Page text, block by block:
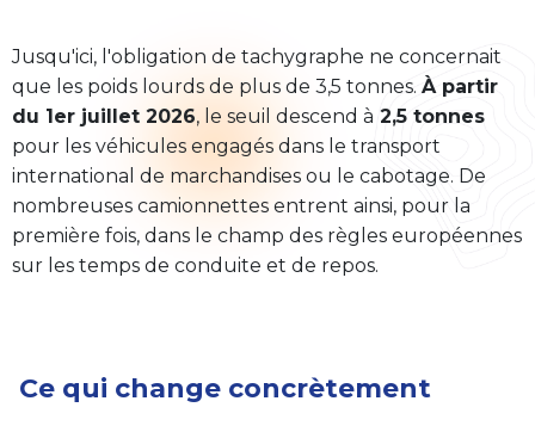
Jusqu'ici, l'obligation de tachygraphe ne concernait
que les poids lourds de plus de 3,5 tonnes. À partir
du 1er juillet 2026, le seuil descend à 2,5 tonnes
pour les véhicules engagés dans le transport
international de marchandises ou le cabotage. De
nombreuses camionnettes entrent ainsi, pour la
première fois, dans le champ des règles européennes
sur les temps de conduite et de repos.
Ce qui change concrètement